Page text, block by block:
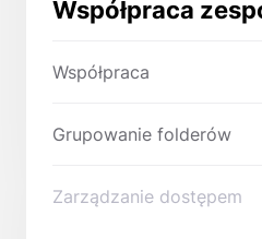
Współpraca
Współpraca
Grupowanie folderów
Zarządzanie dostępem